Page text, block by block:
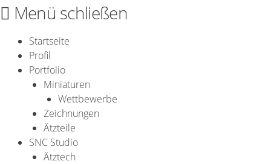
Zum
Inhalt
springen
Menü schließen
Startseite
Profil
Portfolio
Miniaturen
Wettbewerbe
Zeichnungen
Ätzteile
SNC Studio
Ätztech